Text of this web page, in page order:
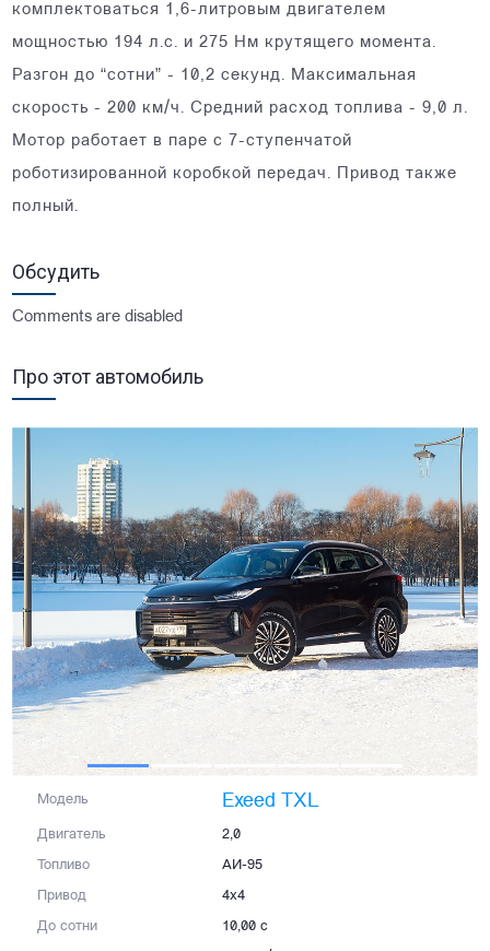
комплектоваться 1,6-литровым двигателем
мощностью 194 л.с. и 275 Нм крутящего момента.
Разгон до “сотни” - 10,2 секунд. Максимальная
скорость - 200 км/ч. Средний расход топлива - 9,0 л.
Мотор работает в паре с 7-ступенчатой
роботизированной коробкой передач. Привод также
полный.
Обсудить
Comments are disabled
Про этот автомобиль
Модель Exeed TXL
Двигатель 2,0
Топливо АИ-95
Привод 4x4
До сотни 10,00 с